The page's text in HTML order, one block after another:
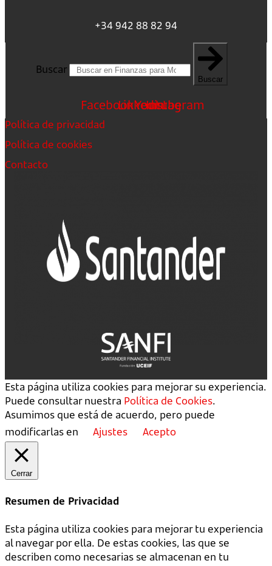
+34 942 88 82 94
Buscar
Buscar
FacebookLinkedin
Youtube
Instagram
Política de privacidad
Política de cookies
Contacto
Esta página utiliza cookies para mejorar su experiencia.
Puede consultar nuestra Política de Cookies.
Asumimos que está de acuerdo, pero puede
modificarlas en
Ajustes Acepto
Cerrar
Resumen de Privacidad
Esta página utiliza cookies para mejorar tu experiencia
al navegar por ella. De estas cookies, las que se
describen como necesarias se almacenan en tu